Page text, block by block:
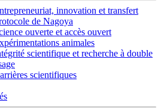
innovation et transfert
de Nagoya
ouverte et accès ouvert
animales
scientifique et recherche à double
scientifiques